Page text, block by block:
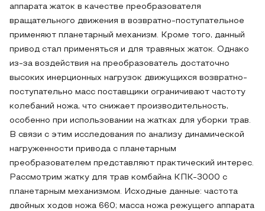
аппарата жаток в качестве преобразователя
вращательного движения в возвратно-поступательное
применяют планетарный механизм. Кроме того, данный
привод стал применяться и для травяных жаток. Однако
из-за воздействия на преобразователь достаточно
высоких инерционных нагрузок движущихся возвратно-
поступательно масс поставщики ограничивают частоту
колебаний ножа, что снижает производительность,
особенно при использовании на жатках для уборки трав.
В связи с этим исследования по анализу динамической
нагруженности привода с планетарным
преобразователем представляют практический интерес.
Рассмотрим жатку для трав комбайна КПК-3000 с
планетарным механизмом. Исходные данные: частота
двойных ходов ножа 660; масса ножа режущего аппарата